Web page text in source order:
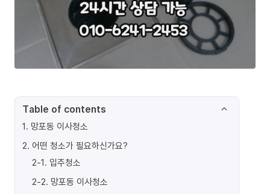
Table of contents
1. 망포동 이사청소
2. 어떤 청소가 필요하신가요?
2-1. 입주청소
2-2. 망포동 이사청소